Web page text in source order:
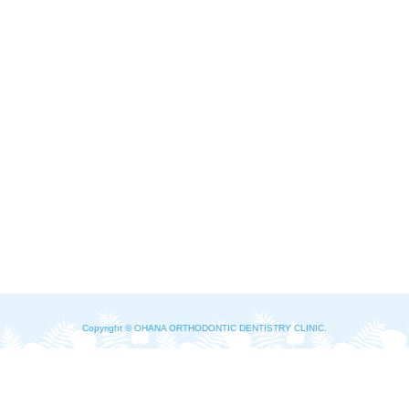
Copyright © OHANA ORTHODONTIC DENTISTRY CLINIC.